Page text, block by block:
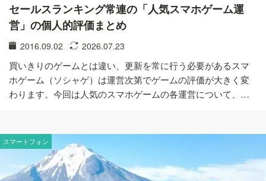
セールスランキング常連の「人気スマホゲーム運
営」の個人的評価まとめ
2016.09.02 2026.07.23
買いきりのゲームとは違い、更新を常に行う必要があるスマ
ホゲーム（ソシャゲ）は運営次第でゲームの評価が大きく変
わります。今回は人気のスマホゲームの各運営について、…
スマートフォン